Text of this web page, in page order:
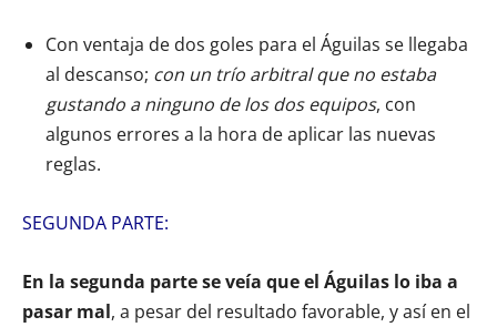
Con ventaja de dos goles para el Águilas se llegaba
al descanso; con un trío arbitral que no estaba
gustando a ninguno de los dos equipos, con
algunos errores a la hora de aplicar las nuevas
reglas.
SEGUNDA PARTE:
En la segunda parte se veía que el Águilas lo iba a
pasar mal, a pesar del resultado favorable, y así en el